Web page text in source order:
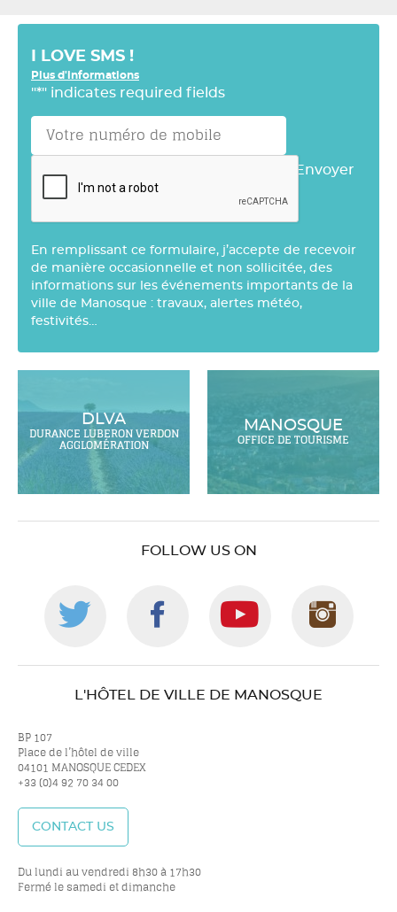
I LOVE SMS !
Plus d'informations
"*" indicates required fields
Envoyer
En remplissant ce formulaire, j’accepte de recevoir
de manière occasionnelle et non sollicitée, des
informations sur les événements importants de la
ville de Manosque : travaux, alertes météo,
festivités…
DLVA
DURANCE LUBERON VERDON
AGGLOMÉRATION
MANOSQUE
OFFICE DE TOURISME
FOLLOW US ON
Follow
us
on
twitter
Follow
us
Follow
us
us
L'HÔTEL DE VILLE DE MANOSQUE
BP 107
Place de l’hôtel de ville
04101 MANOSQUE CEDEX
+33 (0)4 92 70 34 00
CONTACT US
Du lundi au vendredi 8h30 à 17h30
Fermé le samedi et dimanche